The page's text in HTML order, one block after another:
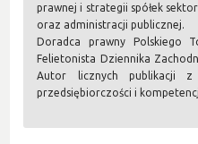
prawnej i strategii spółek
oraz administracji publicznej.
Doradca prawny Polskiego
Felietonista Dziennika
Autor licznych publikacji z
przedsiębiorczości i